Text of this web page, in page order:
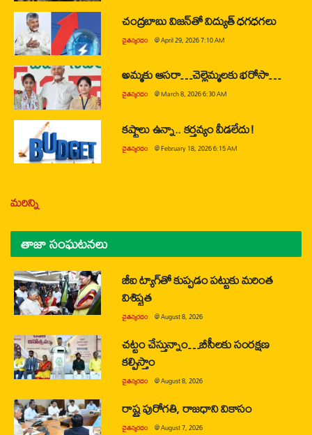
చంద్రబాబు విజన్‌తో విద్యుత్ ధగధగలు
చైతన్యరధం @April 29, 2026 7:10 AM
అమ్మకు ఆసరా…చెల్లెమ్మలకు భరోసా…
చైతన్యరధం @March 8, 2026 6:30 AM
కష్టాలు ఉన్నా.. కర్తవ్యం వీడలేదు!
చైతన్యరధం @February 18, 2026 6:15 AM
మరిన్ని
తాజా సంఘటనలు
జీఐ ట్యాగ్‌తో కుప్పడం పట్టుకు మరింత
విశిష్టత
చైతన్యరధం @August 8, 2026
చట్టం చేస్తున్నాం…బీసీలకు సంరక్షణ
కల్పిస్తాం
చైతన్యరధం @August 8, 2026
రాష్ట్ర పురోగతి, రాజధాని వికాసం
చైతన్యరధం @August 7, 2026